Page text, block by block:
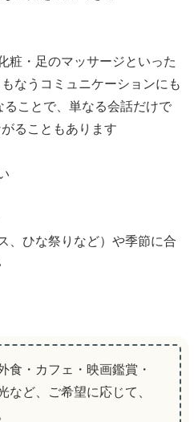
粧・足のマッサージといった
なうコミュニケーションにも
ことで、単なる会話だけで
ることもあります
、ひな祭りなど）や季節に合
食・カフェ・映画鑑賞・
など、ご希望に応じて、